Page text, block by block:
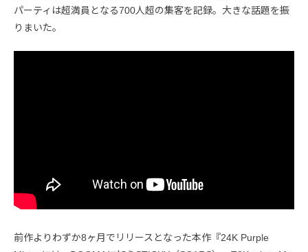
パーティは超満員となる700人超の集客を記録。大きな話題を振
りまいた。
前作よりわずか8ヶ月でリリースとなった本作『24K Purple